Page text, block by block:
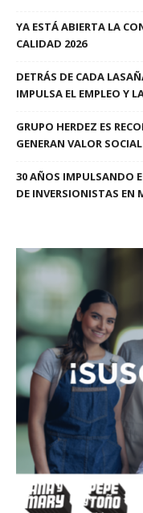
YA ESTÁ ABIERTA LA
CALIDAD 2026
DETRÁS DE CADA
IMPULSA EL EMPLEO Y
GRUPO HERDEZ ES
GENERAN VALOR
30 AÑOS IMPULSANDO
DE INVERSIONISTAS EN